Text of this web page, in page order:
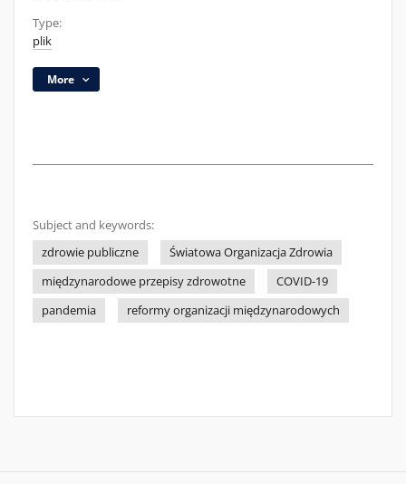
Type:
plik
More
Subject and keywords:
zdrowie publiczne
Światowa Organizacja Zdrowia
międzynarodowe przepisy zdrowotne
COVID-19
pandemia
reformy organizacji międzynarodowych